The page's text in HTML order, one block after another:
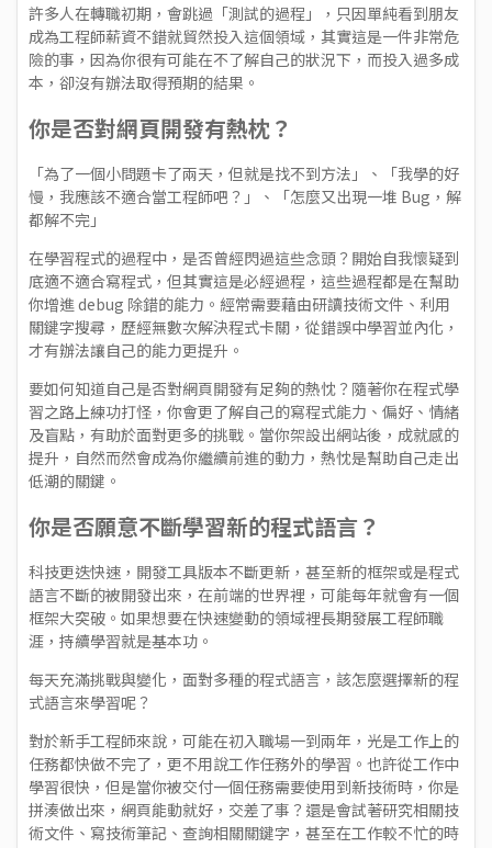
許多人在轉職初期，會跳過「測試的過程」，只因單純看到朋友
成為工程師薪資不錯就貿然投入這個領域，其實這是一件非常危
險的事，因為你很有可能在不了解自己的狀況下，而投入過多成
本，卻沒有辦法取得預期的結果。
你是否對網頁開發有熱枕？
「為了一個小問題卡了兩天，但就是找不到方法」、「我學的好
慢，我應該不適合當工程師吧？」、「怎麼又出現一堆 Bug，解
都解不完」
在學習程式的過程中，是否曾經閃過這些念頭？開始自我懷疑到
底適不適合寫程式，但其實這是必經過程，這些過程都是在幫助
你增進 debug 除錯的能力。經常需要藉由研讀技術文件、利用
關鍵字搜尋，歷經無數次解決程式卡關，從錯誤中學習並內化，
才有辦法讓自己的能力更提升。
要如何知道自己是否對網頁開發有足夠的熱忱？隨著你在程式學
習之路上練功打怪，你會更了解自己的寫程式能力、偏好、情緒
及盲點，有助於面對更多的挑戰。當你架設出網站後，成就感的
提升，自然而然會成為你繼續前進的動力，熱忱是幫助自己走出
低潮的關鍵。
你是否願意不斷學習新的程式語言？
科技更迭快速，開發工具版本不斷更新，甚至新的框架或是程式
語言不斷的被開發出來，在前端的世界裡，可能每年就會有一個
框架大突破。如果想要在快速變動的領域裡長期發展工程師職
涯，持續學習就是基本功。
每天充滿挑戰與變化，面對多種的程式語言，該怎麼選擇新的程
式語言來學習呢？
對於新手工程師來說，可能在初入職場一到兩年，光是工作上的
任務都快做不完了，更不用說工作任務外的學習。也許從工作中
學習很快，但是當你被交付一個任務需要使用到新技術時，你是
拼湊做出來，網頁能動就好，交差了事？還是會試著研究相關技
術文件、寫技術筆記、查詢相關關鍵字，甚至在工作較不忙的時